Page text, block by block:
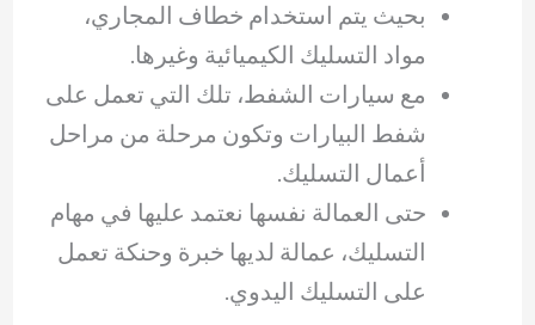
بحيث يتم استخدام خطاف المجاري،
مواد التسليك الكيميائية وغيرها.
مع سيارات الشفط، تلك التي تعمل على
شفط البيارات وتكون مرحلة من مراحل
أعمال التسليك.
حتى العمالة نفسها نعتمد عليها في مهام
التسليك، عمالة لديها خبرة وحنكة تعمل
على التسليك اليدوي.